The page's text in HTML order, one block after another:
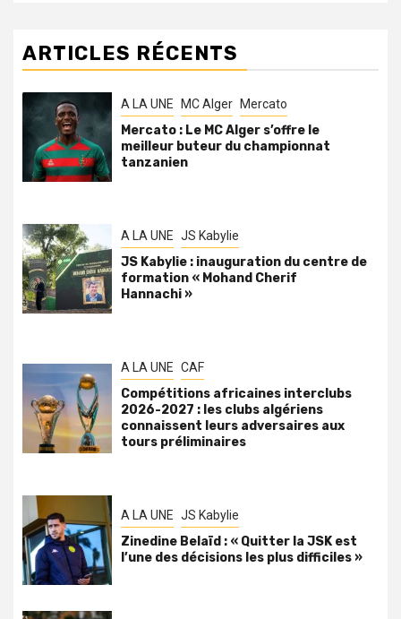
ARTICLES RÉCENTS
A LA UNE MC Alger Mercato
Mercato : Le MC Alger s’offre le
meilleur buteur du championnat
tanzanien
A LA UNE JS Kabylie
JS Kabylie : inauguration du centre de
formation « Mohand Cherif
Hannachi »
A LA UNE CAF
Compétitions africaines interclubs
2026-2027 : les clubs algériens
connaissent leurs adversaires aux
tours préliminaires
A LA UNE JS Kabylie
Zinedine Belaïd : « Quitter la JSK est
l’une des décisions les plus difficiles »